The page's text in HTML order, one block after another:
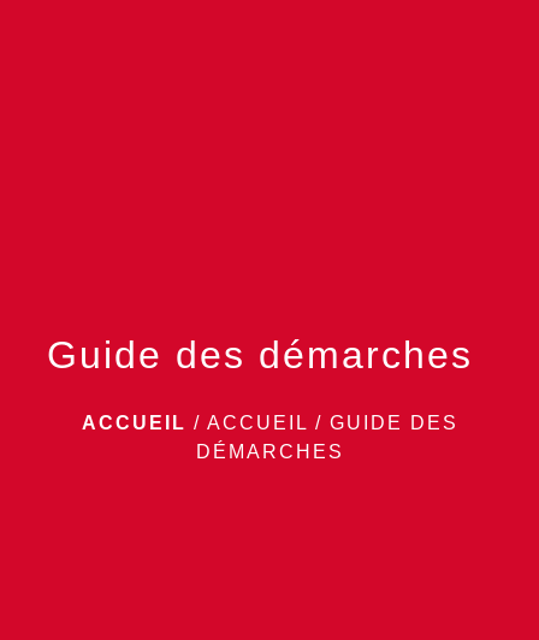
Guide des démarches
ACCUEIL / ACCUEIL / GUIDE DES
DÉMARCHES